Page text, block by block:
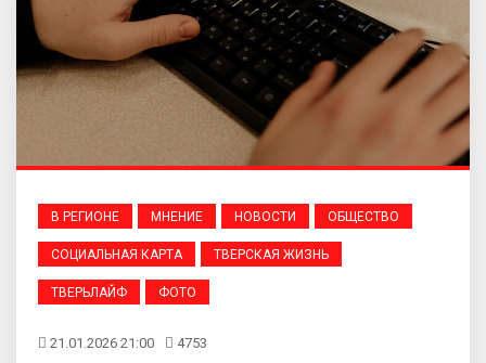
В РЕГИОНЕ МНЕНИЕ НОВОСТИ ОБЩЕСТВО
СОЦИАЛЬНАЯ КАРТА ТВЕРСКАЯ ЖИЗНЬ
ТВЕРЬЛАЙФ ФОТО
21.01.2026 21:00 4753